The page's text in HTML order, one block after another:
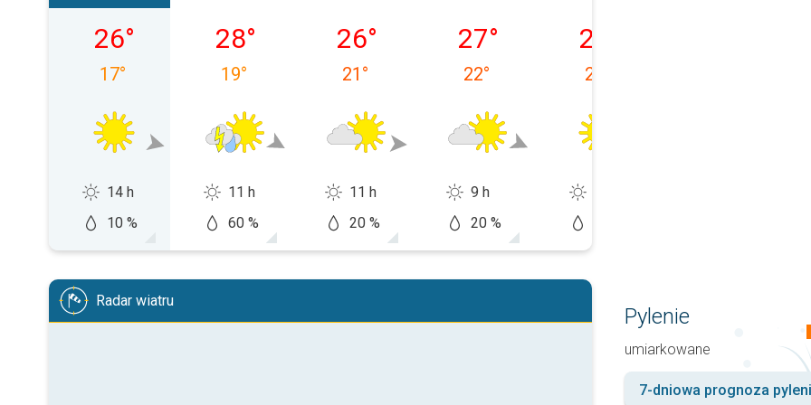
piątek, 07.08
26°
17°
14 h
10 %
sobota, 08.08
28°
19°
11 h
60 %
niedziela, 09.08
26°
21 °
11 h
20 %
poniedziałek, 10.08
27°
22°
9 h
20 %
28
21
Radar wiatru
Pylenie
umiarkowane
7-dniowa prognoza